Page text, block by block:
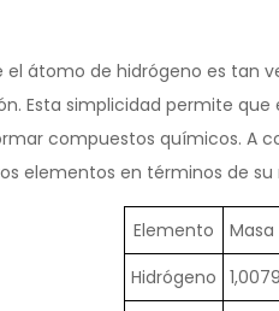
el átomo de hidrógeno es tan
Esta simplicidad permite
compuestos químicos. A
elementos en términos de
Elemento
Hidrógeno